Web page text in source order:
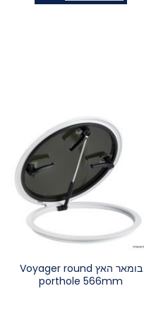
בומאר האץ Voyager round
porthole 566mm